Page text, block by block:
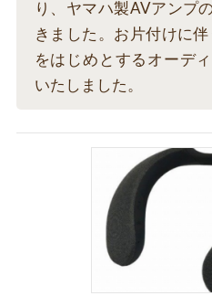
り、ヤマハ製AVアンプ
きました。お片付けに
をはじめとするオーデ
いたしました。